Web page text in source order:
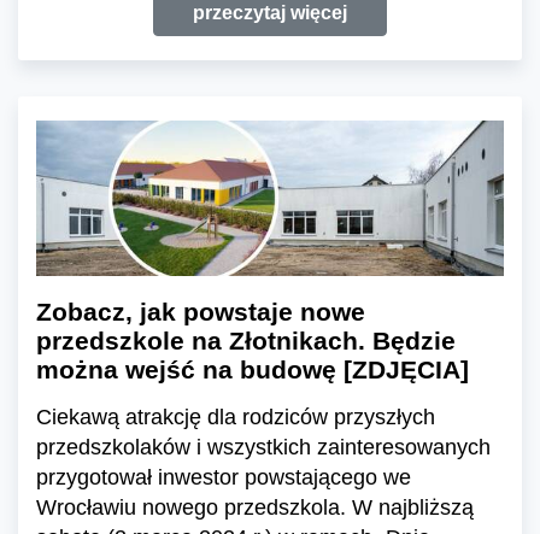
przeczytaj więcej
Zobacz, jak powstaje nowe
przedszkole na Złotnikach. Będzie
można wejść na budowę [ZDJĘCIA]
Ciekawą atrakcję dla rodziców przyszłych
przedszkolaków i wszystkich zainteresowanych
przygotował inwestor powstającego we
Wrocławiu nowego przedszkola. W najbliższą